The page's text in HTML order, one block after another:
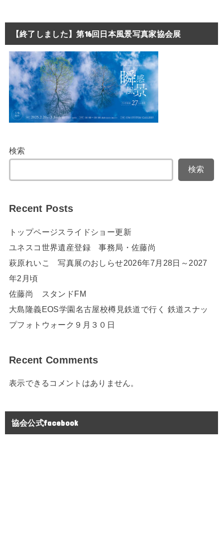
【終了しました】第16回日本風景写真家協会展
検索
検索
Recent Posts
トップページスライドショー更新
ユネスコ世界遺産登録 事務局・佐藤尚
萩原れいこ 写真展のおしらせ2026年7月28日～2027
年2月頃
佐藤尚 スタンドFM
大島隆義EOS学園名古屋校樽見鉄道で行く 鉄道スナッ
プフォトウォーク９月３０日
Recent Comments
表示できるコメントはありません。
協会公式facebook